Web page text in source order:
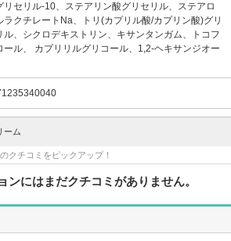
リセリル-10、ステアリン酸グリセリル、ステアロ
ラクチレートNa、トリ(カプリル酸/カプリン酸)グリ
ル、シクロデキストリン、キサンタンガム、トコフ
ール、 カプリリルグリコール、1,2-ヘキサンジオー
ーム
クチコミをピックアップ！
ンにはまだクチコミがありません。